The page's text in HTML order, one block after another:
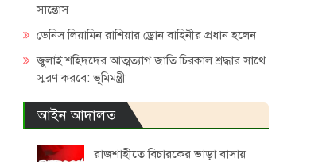
সান্তোস
ডেনিস লিয়ামিন রাশিয়ার ড্রোন বাহিনীর প্রধান হলেন
জুলাই শহিদদের আত্মত্যাগ জাতি চিরকাল শ্রদ্ধার সাথে
স্মরণ করবে: ভূমিমন্ত্রী
আইন আদালত
রাজশাহীতে বিচারকের ভাড়া বাসায়